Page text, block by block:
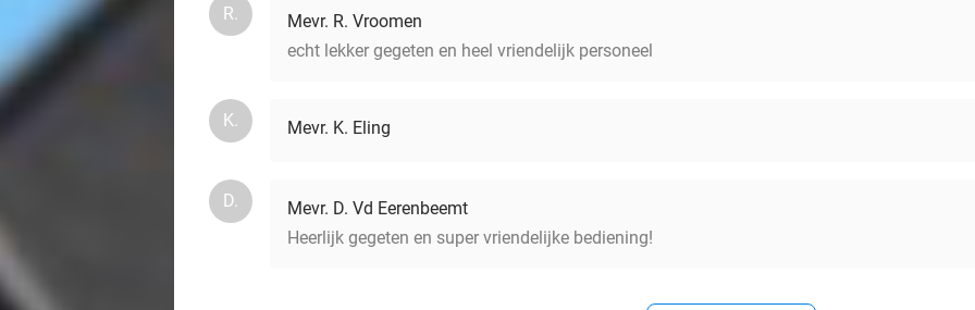
R.
Mevr. R. Vroomen
echt lekker gegeten en heel vriendelijk personeel
K. Mevr. K. Eling
D.
Mevr. D. Vd Eerenbeemt
Heerlijk gegeten en super vriendelijke bediening!